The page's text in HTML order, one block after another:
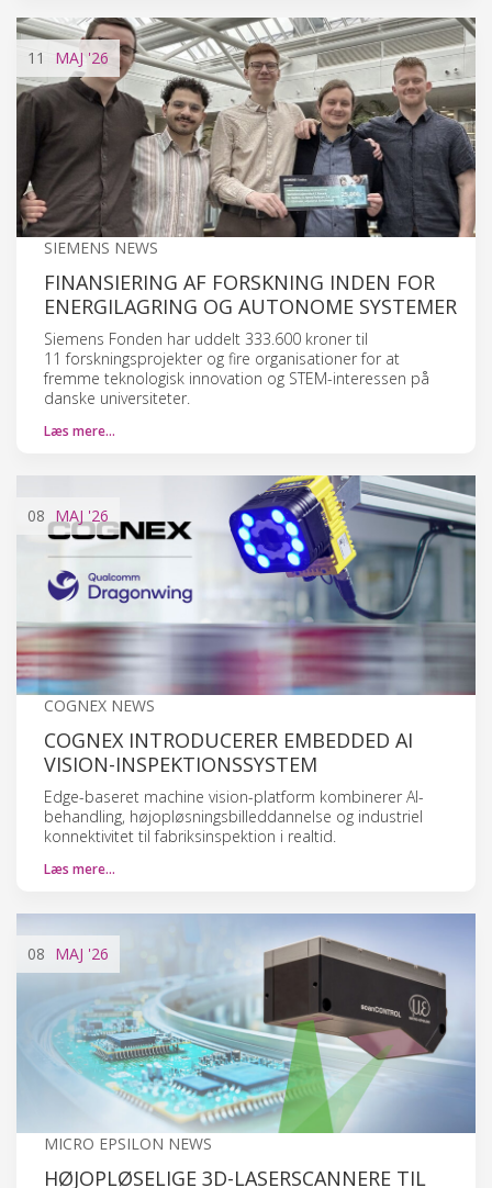
11 MAJ'26
SIEMENS NEWS
FINANSIERING AF FORSKNING INDEN FOR
ENERGILAGRING OG AUTONOME SYSTEMER
Siemens Fonden har uddelt 333.600 kroner til
11 forskningsprojekter og fire organisationer for at
fremme teknologisk innovation og STEM-interessen på
danske universiteter.
Læs mere…
08 MAJ '26
COGNEX NEWS
COGNEX INTRODUCERER EMBEDDED AI
VISION-INSPEKTIONSSYSTEM
Edge-baseret machine vision-platform kombinerer AI-
behandling, højopløsningsbilleddannelse og industriel
konnektivitet til fabriksinspektion i realtid.
Læs mere…
08 MAJ '26
MICRO EPSILON NEWS
HØJOPLØSELIGE 3D-LASERSCANNERE TIL